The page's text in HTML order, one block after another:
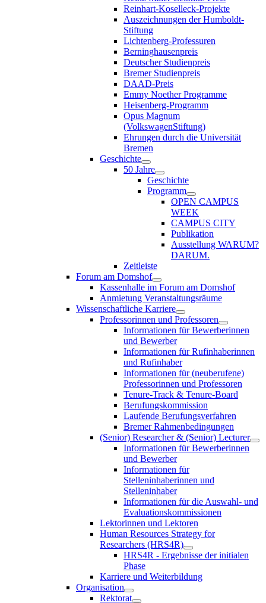
Reinhart-Koselleck-Projekte
Auszeichnungen der Humboldt-
Stiftung
Lichtenberg-Professuren
Berninghausenpreis
Deutscher Studienpreis
Bremer Studienpreis
DAAD-Preis
Emmy Noether Programme
Heisenberg-Programm
Opus Magnum
(VolkswagenStiftung)
Ehrungen durch die Universität
Bremen
Geschichte
50 Jahre
Geschichte
Programm
OPEN CAMPUS
WEEK
CAMPUS CITY
Publikation
Ausstellung WARUM?
DARUM.
Zeitleiste
Forum am Domshof
Kassenhalle im Forum am Domshof
Anmietung Veranstaltungsräume
Wissenschaftliche Karriere
Professorinnen und Professoren
Informationen für Bewerberinnen
und Bewerber
Informationen für Rufinhaberinnen
und Rufinhaber
Informationen für (neuberufene)
Professorinnen und Professoren
Tenure-Track & Tenure-Board
Berufungskommission
Laufende Berufungsverfahren
Bremer Rahmenbedingungen
(Senior) Researcher & (Senior) Lecturer
Informationen für Bewerberinnen
und Bewerber
Informationen für
Stelleninhaberinnen und
Stelleninhaber
Informationen für die Auswahl- und
Evaluationskommissionen
Lektorinnen und Lektoren
Human Resources Strategy for
Researchers (HRS4R)
HRS4R - Ergebnisse der initialen
Phase
Karriere und Weiterbildung
Organisation
Rektorat